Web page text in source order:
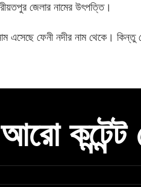
জেলার নামের উৎপত্তি।
এসেছে ফেনী নদীর নাম থেকে। কিন্তু
কন্টেন্ট